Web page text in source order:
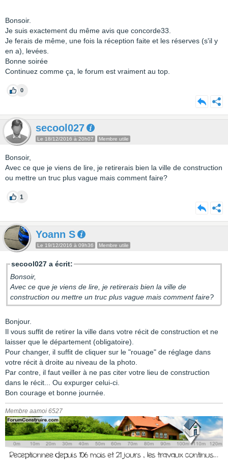
Bonsoir.
Je suis exactement du même avis que concorde33.
Je ferais de même, une fois la réception faite et les réserves (s'il y
en a), levées.
Bonne soirée
Continuez comme ça, le forum est vraiment au top.
0
secool027
Le 18/12/2016 à 20h07 Membre utile
Bonsoir,
Avec ce que je viens de lire, je retirerais bien la ville de construction
ou mettre un truc plus vague mais comment faire?
1
Yoann S
Le 19/12/2016 à 09h36 Membre utile
secool027 a écrit:
Bonsoir,
Avec ce que je viens de lire, je retirerais bien la ville de
construction ou mettre un truc plus vague mais comment faire?
Bonjour.
Il vous suffit de retirer la ville dans votre récit de construction et ne
laisser que le département (obligatoire).
Pour changer, il suffit de cliquer sur le "rouage" de réglage dans
votre récit à droite au niveau de la photo.
Par contre, il faut veiller à ne pas citer votre lieu de construction
dans le récit... Ou expurger celui-ci.
Bon courage et bonne journée.
Membre aamoi 6527